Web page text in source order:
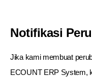
Notifikasi
Jika kami membuat
ECOUNT ERP System,